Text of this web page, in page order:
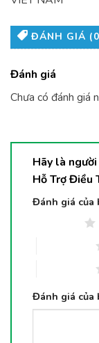
ĐÁNH GIÁ
Đánh giá
Chưa có đánh giá
Hãy là
Hỗ Trợ Điều
Đánh giá của
Đánh giá của